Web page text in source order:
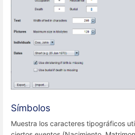
Símbolos
Muestra los caracteres tipográficos